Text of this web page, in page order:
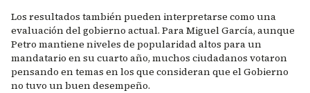
Los resultados también pueden interpretarse como una
evaluación del gobierno actual. Para Miguel García, aunque
Petro mantiene niveles de popularidad altos para un
mandatario en su cuarto año, muchos ciudadanos votaron
pensando en temas en los que consideran que el Gobierno
no tuvo un buen desempeño.